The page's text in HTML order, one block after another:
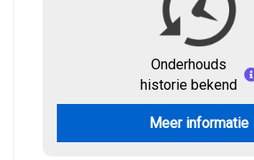
Onderhouds
historie bekend
Meer informatie